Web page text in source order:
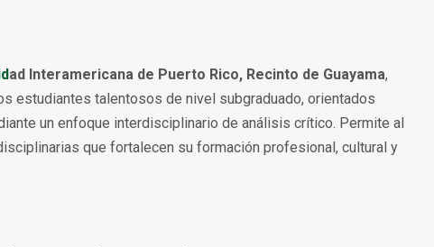
ad Interamericana de Puerto Rico, Recinto de Guayama,
estudiantes talentosos de nivel subgraduado, orientados
un enfoque interdisciplinario de análisis crítico. Permite al
que fortalecen su formación profesional, cultural y